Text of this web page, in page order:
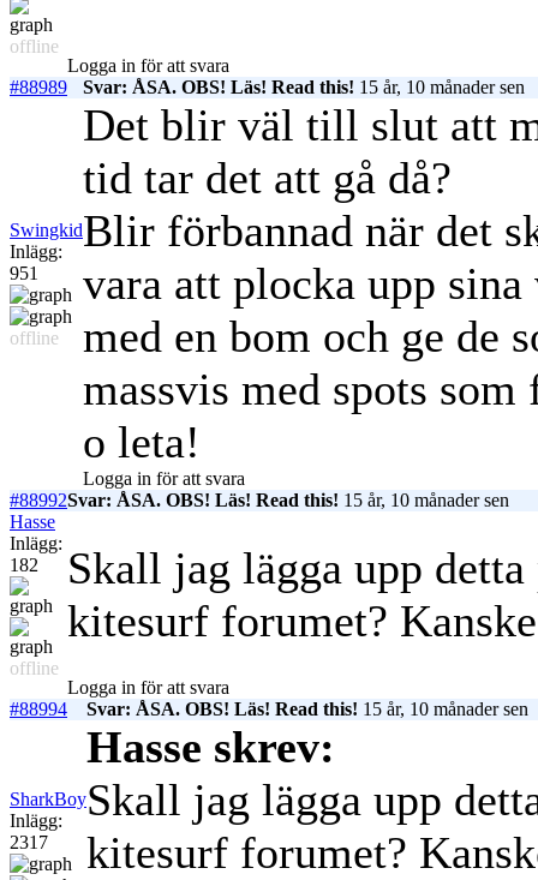
offline
Logga in för att svara
#88989
Svar: ÅSA. OBS! Läs! Read this! 15 år, 10 månader sen
Swingkid
Inlägg:
951
offline
Det blir väl till slut att
tid tar det att gå då?
Blir förbannad när det
vara att plocka upp
med en bom och ge de
massvis med spots
o leta!
Logga in för att svara
#88992Svar: ÅSA. OBS! Läs! Read this! 15 år, 10 månader sen
Hasse
Inlägg:
182
offline
Skall jag lägga upp
kitesurf forumet?
Logga in för att svara
#88994
Svar: ÅSA. OBS! Läs! Read this! 15 år, 10 månader sen
SharkBoy
Inlägg:
2317
Hasse skrev:
Skall jag lägga upp
kitesurf forumet?